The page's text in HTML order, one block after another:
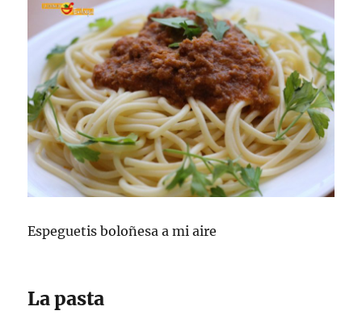
Espeguetis boloñesa a mi aire
La pasta